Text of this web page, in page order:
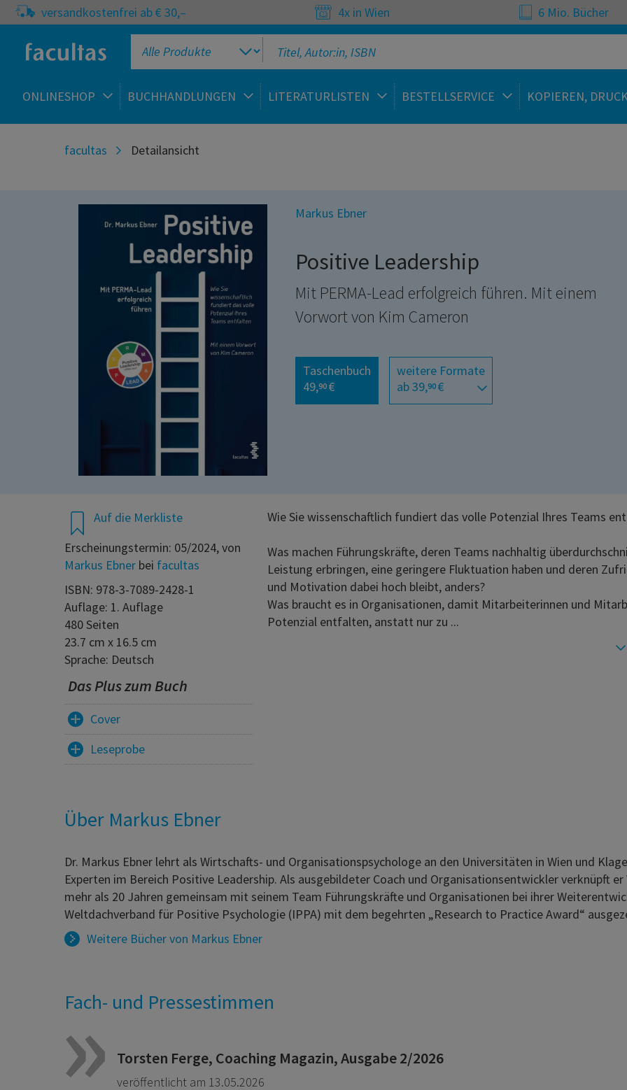
versandkostenfrei ab € 30,– 4x in Wien 6 Mio. Bücher
ONLINESHOP BUCHHANDLUNGEN LITERATURLISTEN BESTELLSERVICE KOPIEREN,
facultas Detailansicht
Markus Ebner
Positive Leadership
Mit PERMA-Lead erfolgreich führen. Mit einem
Vorwort von Kim Cameron
Taschenbuch
49,90 €
weitere Formate
ab 39,90 €
Auf die Merkliste
Erscheinungstermin: 05/2024, von
Markus Ebner bei facultas
ISBN: 978-3-7089-2428-1
Auflage: 1. Auflage
480 Seiten
23.7 cm x 16.5 cm
Sprache: Deutsch
Das Plus zum Buch
Cover
Leseprobe
Wie Sie wissenschaftlich fundiert das volle Potenzial Ihres Teams
Was machen Führungskräfte, deren Teams nachhaltig
Leistung erbringen, eine geringere Fluktuation haben und deren
und Motivation dabei hoch bleibt, anders?
Was braucht es in Organisationen, damit Mitarbeiterinnen und
Potenzial entfalten, anstatt nur zu ...
Über Markus Ebner
Dr. Markus Ebner lehrt als Wirtschafts- und Organisationspsychologe an den Universitäten in Wien und
Experten im Bereich Positive Leadership. Als ausgebildeter Coach und Organisationsentwickler verknüpft
mehr als 20 Jahren gemeinsam mit seinem Team Führungskräfte und Organisationen bei ihrer
Weltdachverband für Positive Psychologie (IPPA) mit dem begehrten „Research to Practice Award“
Weitere Bücher von Markus Ebner
Fach- und Pressestimmen
Torsten Ferge, Coaching Magazin, Ausgabe 2/2026
veröffentlicht am 13.05.2026